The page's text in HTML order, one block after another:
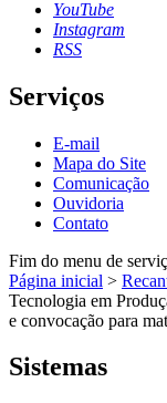
YouTube
Instagram
RSS
Serviços
E-mail
Mapa do Site
Comunicação
Ouvidoria
Contato
Fim do menu de
Página inicial >
Tecnologia em
e convocação para
Sistemas